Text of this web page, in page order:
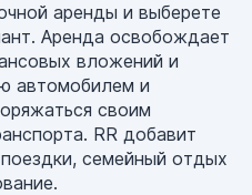
аренды и выберете
Аренда освобождает
вложений и
автомобилем и
своим
RR добавит
семейный отдых